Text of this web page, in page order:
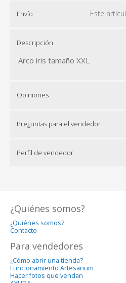
Envío Este
Descripción
Arco iris tamaño XXL
Opiniones
Preguntas para el vendedor
Perfil de vendedor
¿Quiénes somos?
¿Quiénes somos?
Contacto
Para vendedores
¿Cómo abrir una tienda?
Funcionamiento Artesanum
Hacer fotos que vendan